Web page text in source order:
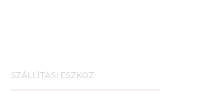
SZÁLLÍTÁSI ESZKÖZ